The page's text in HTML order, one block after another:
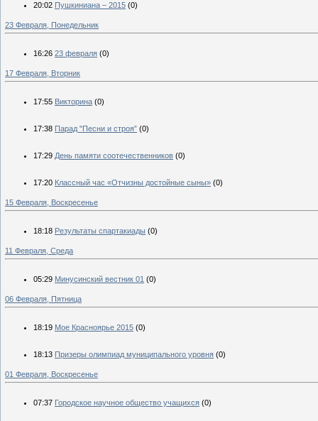
20:02 Пушкиниана – 2015 (0)
23 Февраля, Понедельник
16:26 23 февраля (0)
17 Февраля, Вторник
17:55 Викторина (0)
17:38 Парад "Песни и строя” (0)
17:29 День памяти соотечественников (0)
17:20 Классный час «Отчизны достойные сыны» (0)
15 Февраля, Воскресенье
18:18 Результаты спартакиады (0)
11 Февраля, Среда
05:29 Минусинский вестник 01 (0)
06 Февраля, Пятница
18:19 Мое Красноярье 2015 (0)
18:13 Призеры олимпиад муниципального уровня (0)
01 Февраля, Воскресенье
07:37 Городское научное общество учащихся (0)